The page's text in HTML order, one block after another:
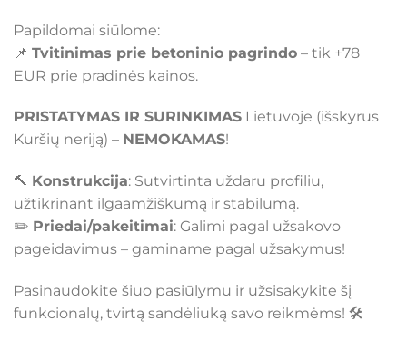
Papildomai siūlome:
📌 Tvitinimas prie betoninio pagrindo – tik +78
EUR prie pradinės kainos.
PRISTATYMAS IR SURINKIMAS Lietuvoje (išskyrus
Kuršių neriją) – NEMOKAMAS!
🔨 Konstrukcija: Sutvirtinta uždaru profiliu,
užtikrinant ilgaamžiškumą ir stabilumą.
✏️ Priedai/pakeitimai: Galimi pagal užsakovo
pageidavimus – gaminame pagal užsakymus!
Pasinaudokite šiuo pasiūlymu ir užsisakykite šį
funkcionalų, tvirtą sandėliuką savo reikmėms! 🛠️